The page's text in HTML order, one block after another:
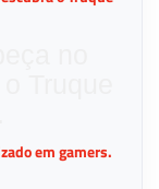
em gamers.